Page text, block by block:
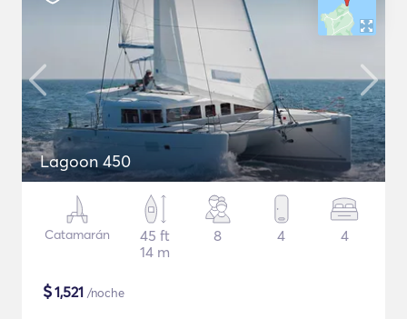
Lagoon 450
Catamarán
45 ft
14 m
8 4 4
$1,521 /noche